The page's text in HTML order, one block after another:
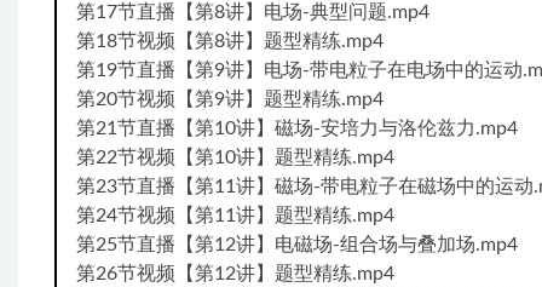
第17节直播【第8讲】电场-典型问题.mp4
第18节视频【第8讲】题型精练.mp4
第19节直播【第9讲】电场-带电粒子在电场中的运动
第20节视频【第9讲】题型精练.mp4
第21节直播【第10讲】磁场-安培力与洛伦兹力.mp4
第22节视频【第10讲】题型精练.mp4
第23节直播【第11讲】磁场-带电粒子在磁场中的运动
第24节视频【第11讲】题型精练.mp4
第25节直播【第12讲】电磁场-组合场与叠加场.mp4
第26节视频【第12讲】题型精练.mp4